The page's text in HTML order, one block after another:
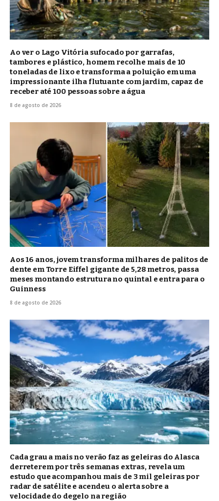
Ao ver o Lago Vitória sufocado por garrafas,
tambores e plástico, homem recolhe mais de 10
toneladas de lixo e transforma a poluição em uma
impressionante ilha flutuante com jardim, capaz de
receber até 100 pessoas sobre a água
8 de agosto de 2026
Aos 16 anos, jovem transforma milhares de palitos de
dente em Torre Eiffel gigante de 5,28 metros, passa
meses montando estrutura no quintal e entra para o
Guinness
8 de agosto de 2026
Cada grau a mais no verão faz as geleiras do Alasca
derreterem por três semanas extras, revela um
estudo que acompanhou mais de 3 mil geleiras por
radar de satélite e acendeu o alerta sobre a
velocidade do degelo na região